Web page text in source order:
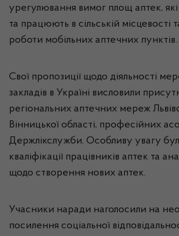
урегулювання вимог площ аптек,
та працюють в сільській місцевості
роботи мобільних аптечних пунктів.
Свої пропозиції щодо діяльності
закладів в Україні висловили
регіональних аптечних мереж
Вінницької області, професійних
Держлікслужби. Особливу увагу
кваліфікації працівників аптек та
щодо створення нових аптек.
Учасники наради наголосили на
посилення соціальної